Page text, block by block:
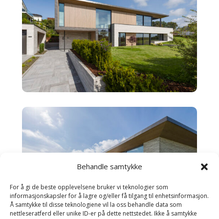
Behandle samtykke
For å gi de beste opplevelsene bruker vi teknologier som
informasjonskapsler for å lagre og/eller få tilgang til enhetsinformasjon.
Å samtykke til disse teknologiene vil la oss behandle data som
nettleseratferd eller unike ID-er på dette nettstedet. Ikke å samtykke